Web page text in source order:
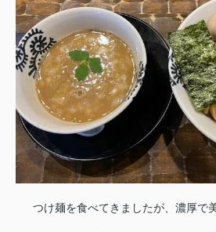
つけ麺を食べてきましたが、濃厚で